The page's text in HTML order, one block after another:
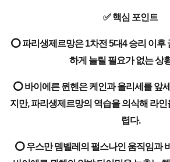
✅ 핵심 포인트
⭕ 파리생제르망은 1차전 5대4 승리 이후
하게 늘릴 필요가 없는 상
⭕ 바이에른 뮌헨은 케인과 올리세를 앞
지만, 파리생제르망의 역습을 의식해 라인
렵다.
⭕ 우스만 뎀벨레의 펄스나인 움직임과